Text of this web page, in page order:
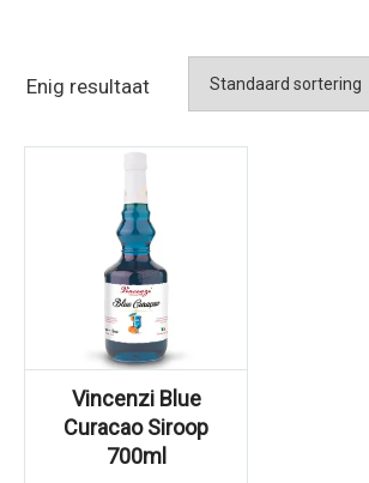
Enig resultaat
Vincenzi Blue
Curacao Siroop
700ml